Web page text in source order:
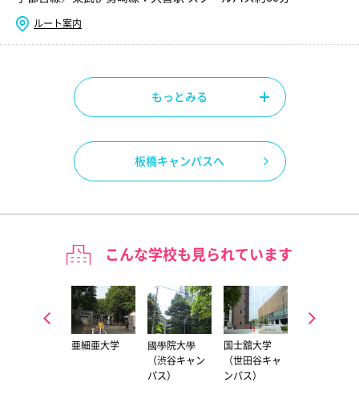
ルート案内
もっとみる
板橋キャンパスへ
こんな学校も見られています
亜細亜大学
國學院大學
（渋谷キャン
パス）
国士舘大学
（世田谷キャ
ンパス）